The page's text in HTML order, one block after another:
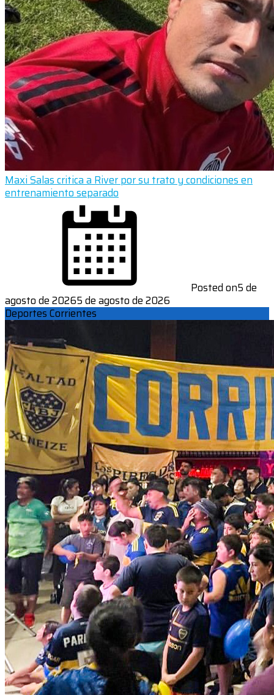
Maxi Salas critica a River por su trato y condiciones en
entrenamiento separado
Posted on5 de
agosto de 20265 de agosto de 2026
Deportes Corrientes